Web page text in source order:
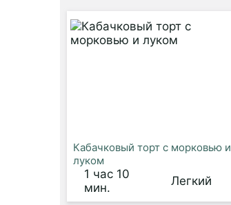
Кабачковый торт с морковью и
луком
1 час 10
мин.
Легкий